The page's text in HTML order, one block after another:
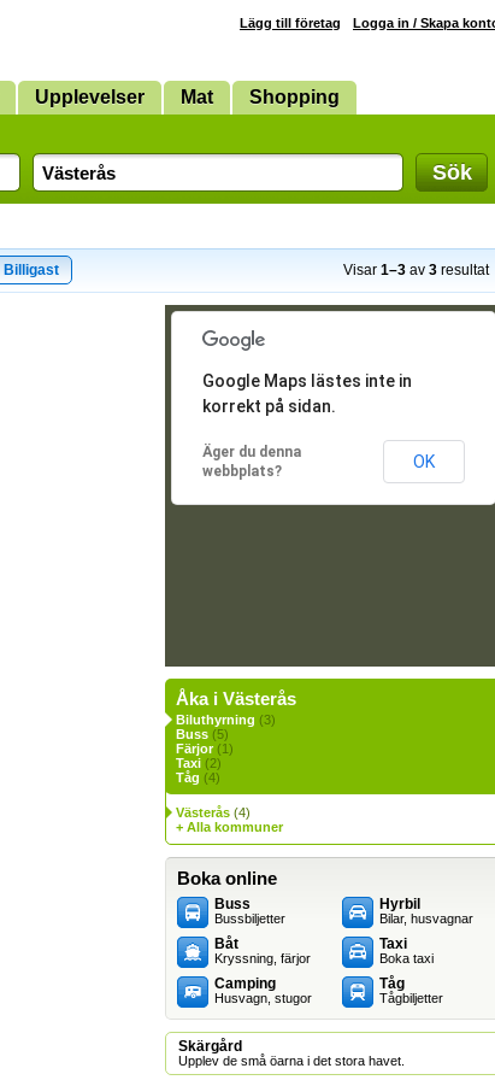
Lägg till företag Logga in / Skapa
Upplevelser Mat Shopping
Sök
Billigast Visar 1–3 av 3 resultat
Google Maps lästes inte in
korrekt på sidan.
Äger du denna
webbplats?
OK
Åka i Västerås
Biluthyrning (3)
Buss (5)
Färjor(1)
Taxi (2)
Tåg (4)
Västerås (4)
+ Alla kommuner
Boka online
Buss
Bussbiljetter
Båt
Kryssning, färjor
Camping
Husvagn, stugor
Hyrbil
Bilar, husvagnar
Taxi
Boka taxi
Tåg
Tågbiljetter
Skärgård
Upplev de små öarna i det stora havet.